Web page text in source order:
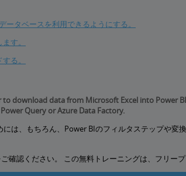
タベースを利用できるようにする。
す。
る。
download data from Microsoft Excel into Power
Query or Azure Data Factory.
は、もちろん、Power BIのフィルタステップや変
確認ください。 この無料トレーニングは、フリー